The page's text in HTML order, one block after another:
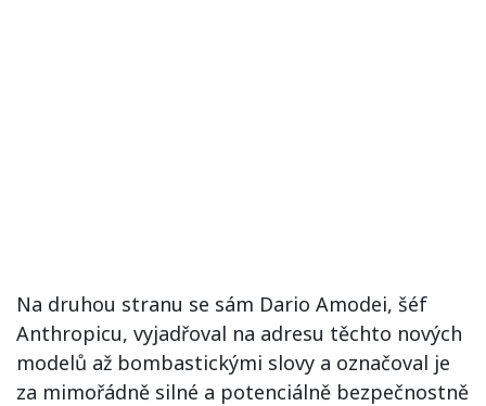
Na druhou stranu se sám Dario Amodei, šéf
Anthropicu, vyjadřoval na adresu těchto nových
modelů až bombastickými slovy a označoval je
za mimořádně silné a potenciálně bezpečnostně